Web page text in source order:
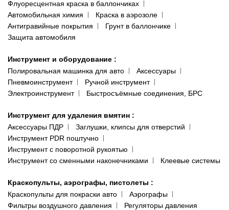
Флуоресцентная краска в баллончиках
Автомобильная химия
Краска в аэрозоле
Антигравийные покрытия
Грунт в баллончике
Защита автомобиля
Инструмент и оборудование :
Полировальная машинка для авто
Аксессуары
Пневмоинструмент
Ручной инструмент
Электроинструмент
Быстросъёмные соединения, БРС
Инструмент для удаления вмятин :
Аксессуары ПДР
Заглушки, клипсы для отверстий
Инструмент PDR поштучно
Инструмент с поворотной рукоятью
Инструмент со сменными наконечниками
Клеевые системы
Краскопульты, аэрографы, пистолеты :
Краскопульты для покраски авто
Аэрографы
Фильтры воздушного давления
Регуляторы давления